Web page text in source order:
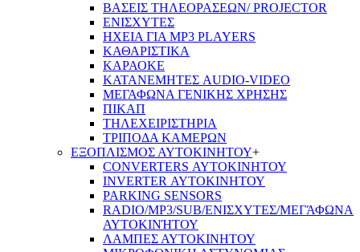
ΒΑΣΕΙΣ ΤΗΛΕOΡΑΣΕΩΝ/ PROJECTOR
ΕΝΙΣΧΥΤΕΣ
ΗΧΕΙΑ ΓΙΑ MP3 PLAYERS
ΚΑΘΑΡΙΣΤΙΚΑ
ΚΑΡΑΟΚΕ
ΚΑΤΑΝΕΜΗΤΕΣ AUDIO-VIDEO
ΜΕΓΑΦΩΝΑ ΓΕΝΙΚΗΣ ΧΡΗΣΗΣ
ΠΙΚΑΠ
ΤΗΛΕΧΕΙΡΙΣΤΗΡΙΑ
ΤΡΙΠΟΔΑ ΚΑΜΕΡΩΝ
ΕΞΟΠΛΙΣΜΟΣ ΑΥΤΟΚΙΝΗΤΟΥ+
CONVERTERS ΑΥΤΟΚΙΝΗΤΟΥ
INVERTER ΑΥΤΟΚΙΝΗΤΟΥ
PARKING SENSORS
RADIO/MP3/SUB/ΕΝΙΣΧΥΤΕΣ/ΜΕΓΆΦΩΝΑ
ΑΥΤΟΚΙΝΉΤΟΥ
ΛΑΜΠΕΣ ΑΥΤΟΚΙΝΗΤΟΥ